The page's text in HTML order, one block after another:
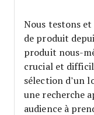
Nous testons
de produit
produit nous-
crucial et
sélection d’un
une recherche
audience à